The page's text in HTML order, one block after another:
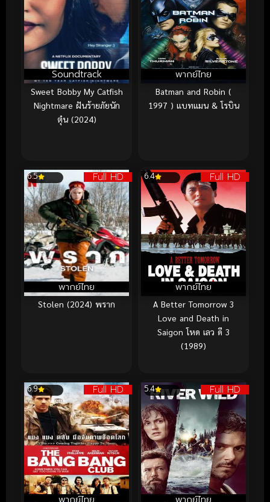
Soundtrack
Sweet Bobby My Catfish
Nightmare ฝันร้ายภัยนัก
ตุ๋น (2024)
พากย์ไทย
Batman and Robin (
1997 ) แบทแมน & โรบิน
Full HD
พากย์ไทย
6.5
Stolen (2024) พราก
Full HD
พากย์ไทย
6.4
A Better Tomorrow 3
Love and Death in
Saigon โหด เลว ดี 3
(1989)
Full HD
6.9 Full HD
5.4